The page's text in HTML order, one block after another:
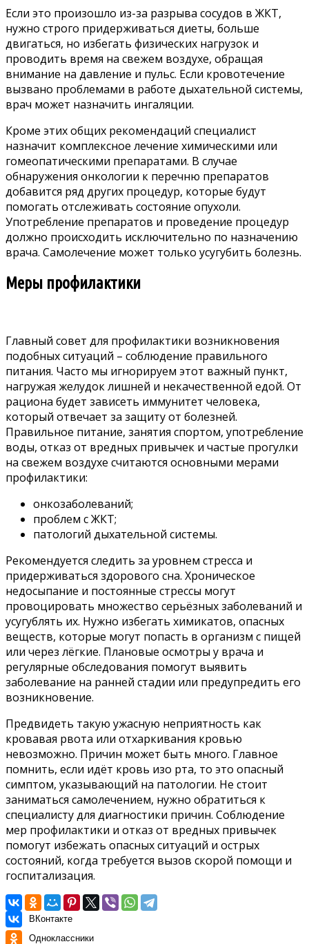
Если это произошло из-за разрыва сосудов в ЖКТ,
нужно строго придерживаться диеты, больше
двигаться, но избегать физических нагрузок и
проводить время на свежем воздухе, обращая
внимание на давление и пульс. Если кровотечение
вызвано проблемами в работе дыхательной системы,
врач может назначить ингаляции.
Кроме этих общих рекомендаций специалист
назначит комплексное лечение химическими или
гомеопатическими препаратами. В случае
обнаружения онкологии к перечню препаратов
добавится ряд других процедур, которые будут
помогать отслеживать состояние опухоли.
Употребление препаратов и проведение процедур
должно происходить исключительно по назначению
врача. Самолечение может только усугубить болезнь.
Меры профилактики
Главный совет для профилактики возникновения
подобных ситуаций – соблюдение правильного
питания. Часто мы игнорируем этот важный пункт,
нагружая желудок лишней и некачественной едой. От
рациона будет зависеть иммунитет человека,
который отвечает за защиту от болезней.
Правильное питание, занятия спортом, употребление
воды, отказ от вредных привычек и частые прогулки
на свежем воздухе считаются основными мерами
профилактики:
онкозаболеваний;
проблем с ЖКТ;
патологий дыхательной системы.
Рекомендуется следить за уровнем стресса и
придерживаться здорового сна. Хроническое
недосыпание и постоянные стрессы могут
провоцировать множество серьёзных заболеваний и
усугублять их. Нужно избегать химикатов, опасных
веществ, которые могут попасть в организм с пищей
или через лёгкие. Плановые осмотры у врача и
регулярные обследования помогут выявить
заболевание на ранней стадии или предупредить его
возникновение.
Предвидеть такую ужасную неприятность как
кровавая рвота или отхаркивания кровью
невозможно. Причин может быть много. Главное
помнить, если идёт кровь изо рта, то это опасный
симптом, указывающий на патологии. Не стоит
заниматься самолечением, нужно обратиться к
специалисту для диагностики причин. Соблюдение
мер профилактики и отказ от вредных привычек
помогут избежать опасных ситуаций и острых
состояний, когда требуется вызов скорой помощи и
госпитализация.
ВКонтакте
Одноклассники